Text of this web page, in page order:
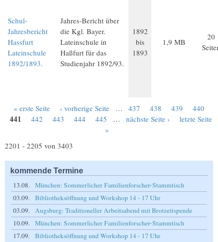
Schul-
Jahresbericht
Hassfurt
Lateinschule
1892/1893.
Jahres-Bericht über
die Kgl. Bayer.
Lateinschule in
Haßfurt für das
Studienjahr 1892/93.
1892
bis
1893
1,9 MB
20
Seiten
« erste Seite ‹ vorherige Seite … 437 438 439 440
441 442 443 444 445 … nächste Seite ›
letzte Seite
»
2201 - 2205 von 3403
kommende Termine
13.08.
München: Sommerlicher Familienforscher-Stammtisch
03.09.
Bibliotheksöffnung und Workshop 14 - 17 Uhr
03.09.
Augsburg: Traditioneller Arbeitsabend mit Brotzeitspende
10.09.
München: Sommerlicher Familienforscher-Stammtisch
17.09.
Bibliotheksöffnung und Workshop 14 - 17 Uhr